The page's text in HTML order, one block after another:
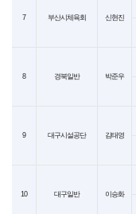
7 부산시체육회 신현진
8 경북일반 박준우
9 대구시설공단 김태영
10 대구일반 이승화